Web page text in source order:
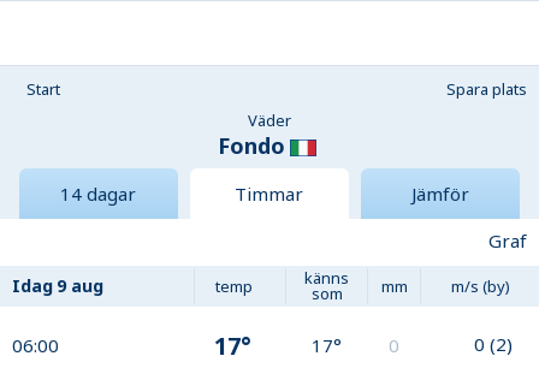
Start
Spara plats
Väder
Fondo
14 dagar Timmar
Jämför
Graf
Idag 9 aug temp känns
som mm m/s (by)
06:00 17° 17° 0 0 (2)